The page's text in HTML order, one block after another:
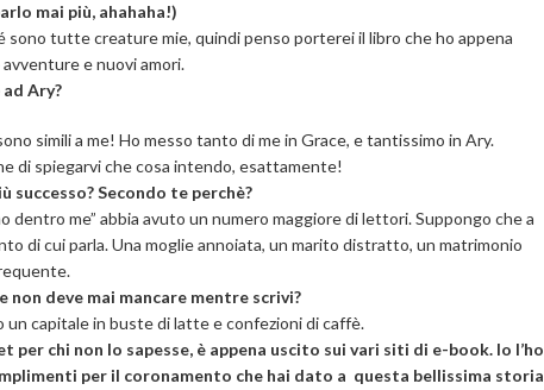
mai più, ahahaha!)
sono tutte creature mie, quindi penso porterei il libro che ho appena
e nuovi amori.
Ary?
simili a me! Ho messo tanto di me in Grace, e tantissimo in Ary.
di spiegarvi che cosa intendo, esattamente!
successo? Secondo te perchè?
dentro me” abbia avuto un numero maggiore di lettori. Suppongo che a
di cui parla. Una moglie annoiata, un marito distratto, un matrimonio
non deve mai mancare mentre scrivi?
capitale in buste di latte e confezioni di caffè.
chi non lo sapesse, è appena uscito sui vari siti di e-book. Io l’ho
per il coronamento che hai dato a questa bellissima storia